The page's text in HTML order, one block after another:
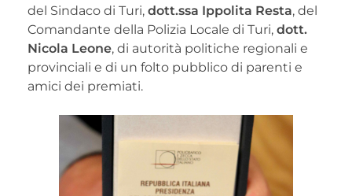
del Sindaco di Turi, dott.ssa Ippolita Resta, del
Comandante della Polizia Locale di Turi, dott.
Nicola Leone, di autorità politiche regionali e
provinciali e di un folto pubblico di parenti e
amici dei premiati.